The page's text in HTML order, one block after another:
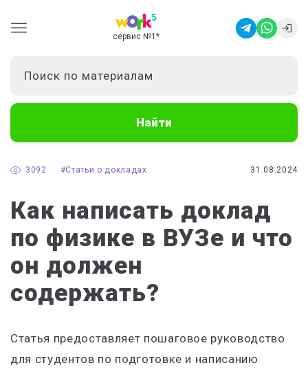
сервис №1 *
Найти
31.08.2024
#Статьи о докладах
3092
Как написать доклад
по физике в ВУЗе и что
он должен
содержать?
Статья предоставляет пошаговое руководство
для студентов по подготовке и написанию